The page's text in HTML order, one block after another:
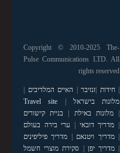
Copyright © 2010-2025 The-
Pulse Communications LTD. All
rights reserved
|חידות זנזיבר האיים המלדיבים
מלונות בישראל
Travel site
|מלונות באילת
בניית קישורים
מדריך דובאי
ערי בירה בעולם
|מדריך ויטנאם
מדריך פיליפינים
|מדריך יפן
סקירת מוצרי חשמל